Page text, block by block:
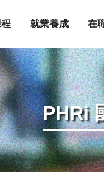
就業養成 在
PHRi